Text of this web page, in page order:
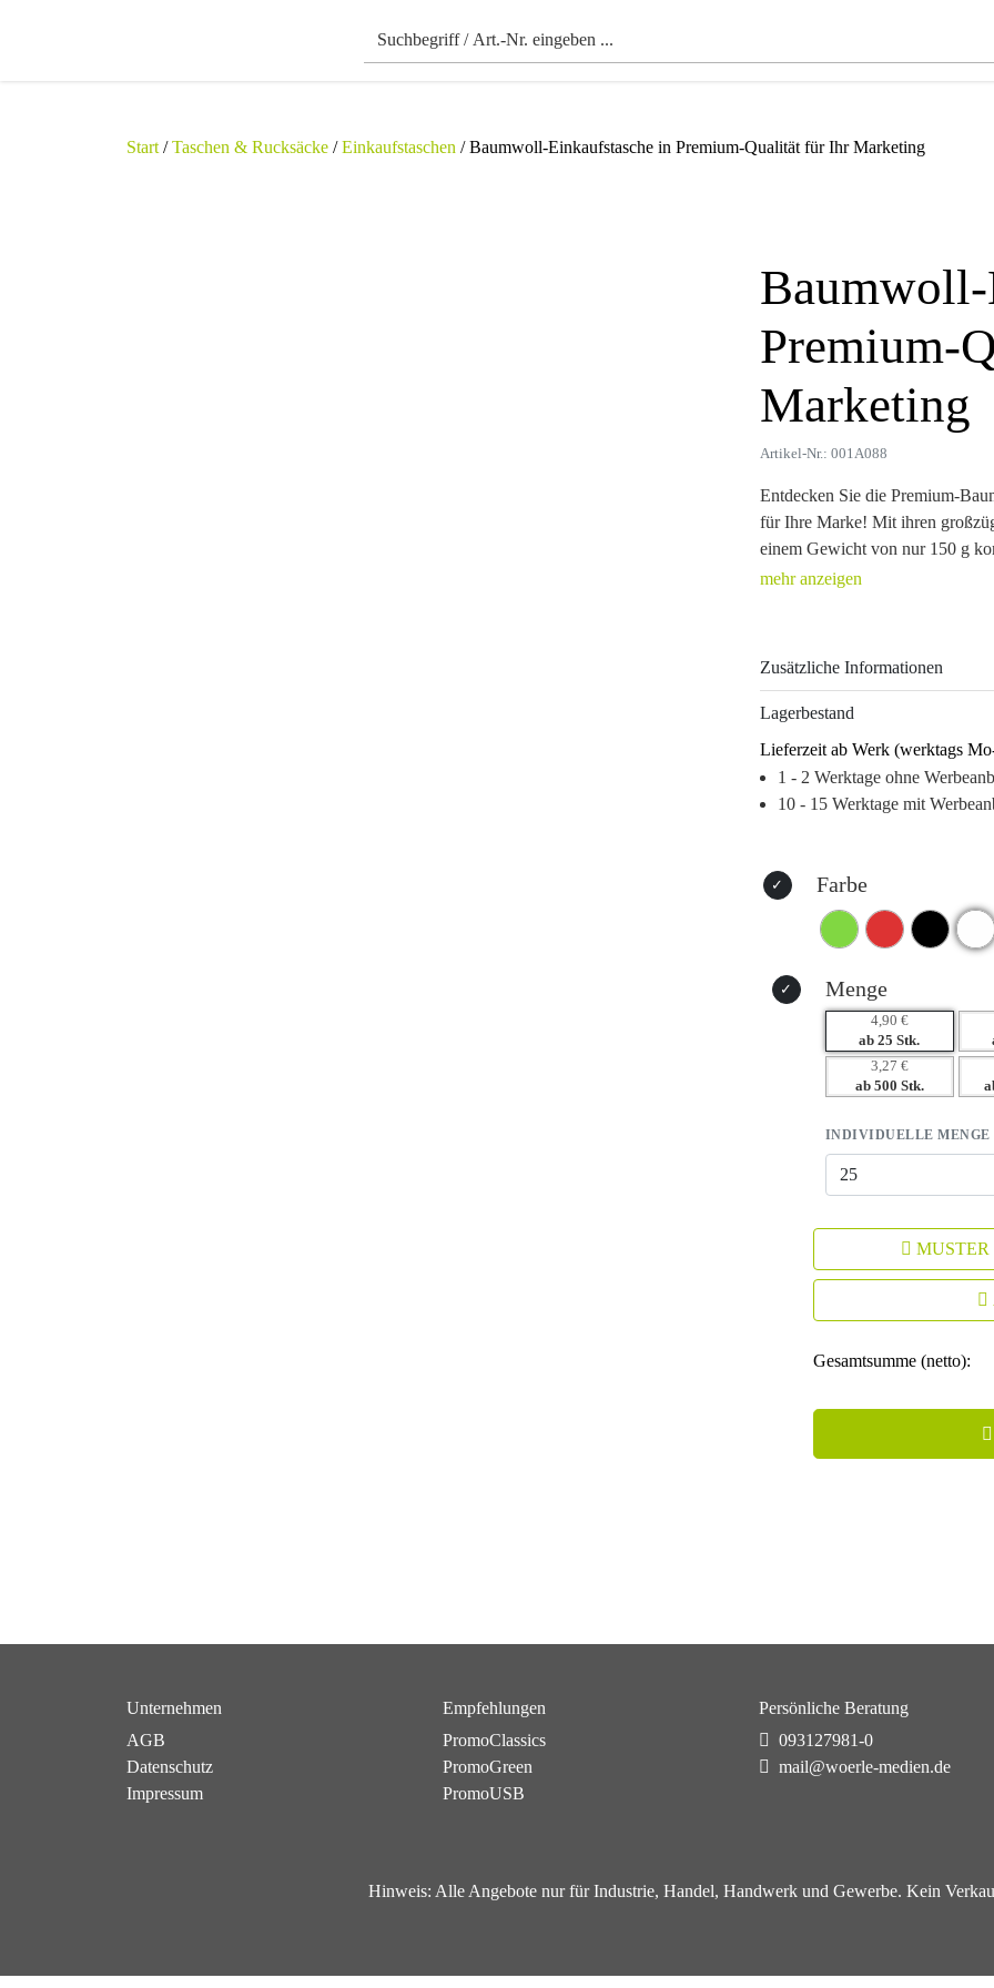
Start /Taschen & Rucksäcke /Einkaufstaschen / Baumwoll-Einkaufstasche in Premium-Qualität für Ihr Marketing
Premium-
Marketing
Artikel-Nr.: 001A088
Entdecken Sie die Premium-
für Ihre Marke! Mit ihren
einem Gewicht von nur 150 g
hochwertiger Baumwolle (240 g/
Siebdruck bleibt Ihr Logo in
Alltag oder beim Einkaufen, Ihre
Werbeartikel mit hohem Recall-
– Emotionale Bindung an Ihre
– Vielseitige Farb- und
– Robustes Material sorgt für
Zusätzliche Informationen
Lagerbestand
Lieferzeit ab Werk (werktags
1 - 2 Werktage ohne
10 - 15 Werktage mit
Farbe
Menge
4,90 €
ab 25 Stk.
3,27 €
ab 500 Stk.
INDIVIDUELLE MENGE
MUSTER
Gesamtsumme (netto):
Unternehmen
AGB
Datenschutz
Impressum
Empfehlungen
PromoClassics
PromoGreen
PromoUSB
Persönliche Beratung
093127981-0
mail@woerle-medien.de
Hinweis: Alle Angebote nur für Industrie, Handel, Handwerk und Gewerbe. Kein